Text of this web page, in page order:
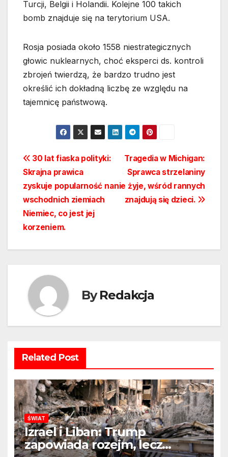
Turcji, Belgii i Holandii. Kolejne 100 takich
bomb znajduje się na terytorium USA.
Rosja posiada około 1558 niestrategicznych
głowic nuklearnych, choć eksperci ds. kontroli
zbrojeń twierdzą, że bardzo trudno jest
określić ich dokładną liczbę ze względu na
tajemnicę państwową.
Nawigacja
wpisu
Tragedia w Michigan:
Sprawca strzelaniny
nie żyje, wśród rannych
znajdują się dzieci.
30 lat fiaska polityki:
Skrajna prawica
zyskuje popularność na
wschodnich ziemiach
Niemiec, co jest jej
korzeniem.
ByRedakcja
Related Post
ŚWIAT
Izrael i Liban: Trump
zapowiada rozejm, lecz